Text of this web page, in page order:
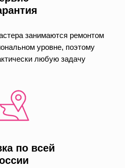
занимаются ремонтом
уровне, поэтому
любую задачу
по всей